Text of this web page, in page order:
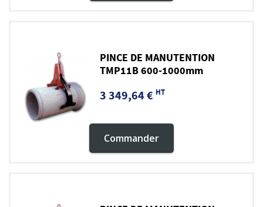
PINCE DE MANUTENTION
TMP11B 600-1000mm
3 349,64 € HT
Commander